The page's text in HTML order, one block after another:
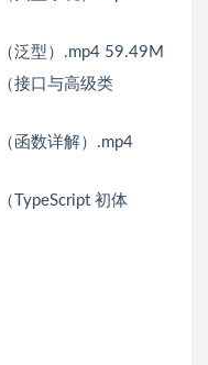
泛型）.mp4 59.49M
接口与高级类
函数详解）.mp4
TypeScript 初体